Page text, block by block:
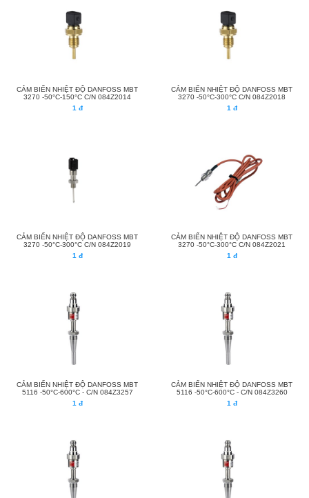
CẢM BIẾN NHIỆT ĐỘ DANFOSS MBT
3270 -50°C-150°C C/N 084Z2014
1 đ
CẢM BIẾN NHIỆT ĐỘ DANFOSS MBT
3270 -50°C-300°C C/N 084Z2018
1 đ
CẢM BIẾN NHIỆT ĐỘ DANFOSS MBT
3270 -50°C-300°C C/N 084Z2019
1 đ
CẢM BIẾN NHIỆT ĐỘ DANFOSS MBT
3270 -50°C-300°C C/N 084Z2021
1 đ
CẢM BIẾN NHIỆT ĐỘ DANFOSS MBT
5116 -50°C-600°C - C/N 084Z3257
1 đ
CẢM BIẾN NHIỆT ĐỘ DANFOSS MBT
5116 -50°C-600°C - C/N 084Z3260
1 đ